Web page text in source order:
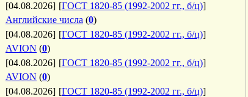
[04.08.2026] [ГОСТ 1820-85 (1992-2002 гг., б/ц)]
Английские числа (0)
[04.08.2026] [ГОСТ 1820-85 (1992-2002 гг., б/ц)]
AVION (0)
[04.08.2026] [ГОСТ 1820-85 (1992-2002 гг., б/ц)]
AVION (0)
[04.08.2026] [ГОСТ 1820-85 (1992-2002 гг., б/ц)]